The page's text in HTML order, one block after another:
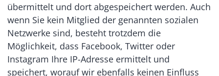
übermittelt und dort abgespeichert werden. Auch
wenn Sie kein Mitglied der genannten sozialen
Netzwerke sind, besteht trotzdem die
Möglichkeit, dass Facebook, Twitter oder
Instagram Ihre IP-Adresse ermittelt und
speichert, worauf wir ebenfalls keinen Einfluss